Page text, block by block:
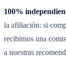
100%
la afiliación: si
recibimos una
a nuestras